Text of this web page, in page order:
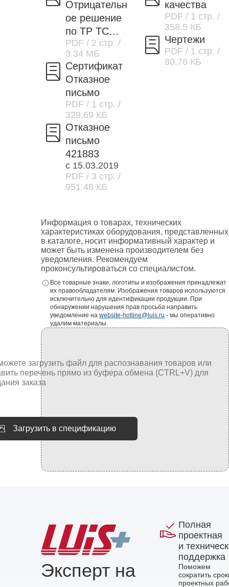
Отрицательн
ое решение
по ТР ТС
037/2016
PDF / 2 стр. /
3.34 МБ
Сертификат
Отказное
письмо
PDF / 1 стр. /
329.69 КБ
Отказное
письмо
421883
с 15.03.2019
PDF / 3 стр. /
951.48 КБ
качества
PDF / 1 стр. /
358.5 КБ
Чертежи
PDF / 1 стр. /
80.76 КБ
Информация о товарах, технических
характеристиках оборудования, представленных
в каталоге, носит информативный характер и
может быть изменена производителем без
уведомления. Рекомендуем
проконсультироваться со специалистом.
Все товарные знаки, логотипы и изображения принадлежат
их правообладателям. Изображения товаров используются
исключительно для идентификации продукции. При
обнаружении нарушения прав просьба направить
уведомление на website-hotline@luis.ru - мы оперативно
удалим материалы.
Загрузить в спецификацию
Эксперт на
Полная
проектная
и
поддержка
Поможем
сократить
проектных